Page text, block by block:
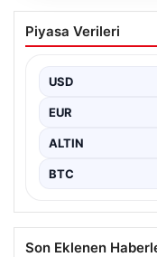
2 Yaşındaki
Havalimanı
bir olayda, 2
Piyasa Verileri
USD
EUR
ALTIN
BTC
Son Eklenen